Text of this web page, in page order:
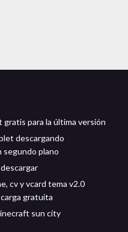
gratis para la última versión
descargando
segundo plano
cv y vcard tema v2.0
gratuita
sun city